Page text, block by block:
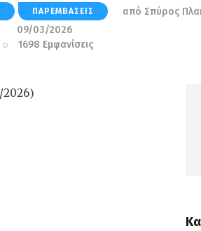
ΠΑΡΕΜΒΆΣΕΙΣ από Σπύρος
09/03/2026
1698 Εμφανίσεις
2026)